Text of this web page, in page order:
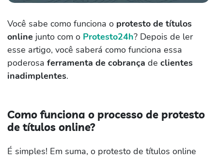
Você sabe como funciona o protesto de títulos
online junto com o Protesto24h? Depois de ler
esse artigo, você saberá como funciona essa
poderosa ferramenta de cobrança de clientes
inadimplentes.
Como funciona o processo de protesto
de títulos online?
É simples! Em suma, o protesto de títulos online